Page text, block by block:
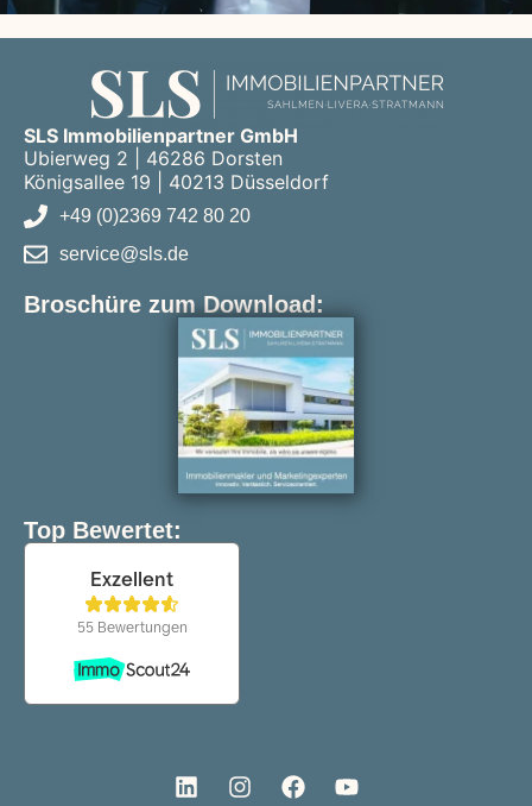
SLS Immobilienpartner GmbH
Ubierweg 2 | 46286 Dorsten
Königsallee 19 | 40213 Düsseldorf
+49 (0)2369 742 80 20
service@sls.de
Broschüre zum Download:
Top Bewertet: